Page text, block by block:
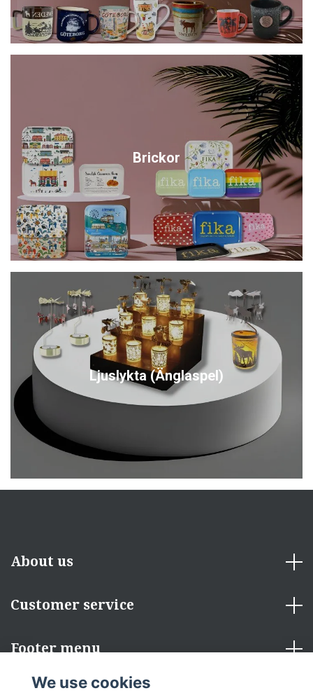
Brickor
Ljuslykta (Änglaspel)
About us
Customer service
Footer menu
We use cookies